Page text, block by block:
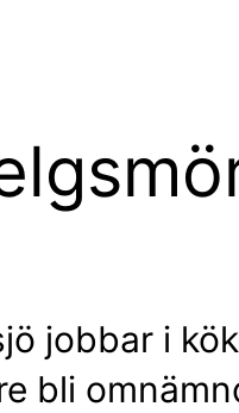
jobbar i
bli